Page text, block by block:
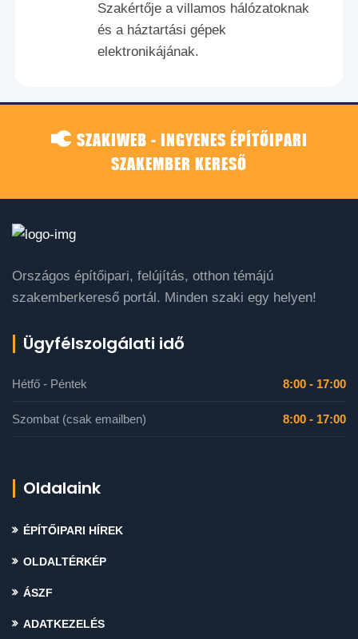
Szakértője a villamos hálózatoknak
és a háztartási gépek
elektronikájának.
SZAKIWEB - INGYENES ÉPÍTŐIPARI
SZAKEMBER KERESŐ
Országos építőipari, felújítás, otthon témájú
szakemberkereső portál. Minden szaki egy helyen!
Ügyfélszolgálati idő
Hétfő - Péntek 8:00 - 17:00
Szombat (csak emailben) 8:00 - 17:00
Oldalaink
ÉPÍTŐIPARI HÍREK
OLDALTÉRKÉP
ÁSZF
ADATKEZELÉS